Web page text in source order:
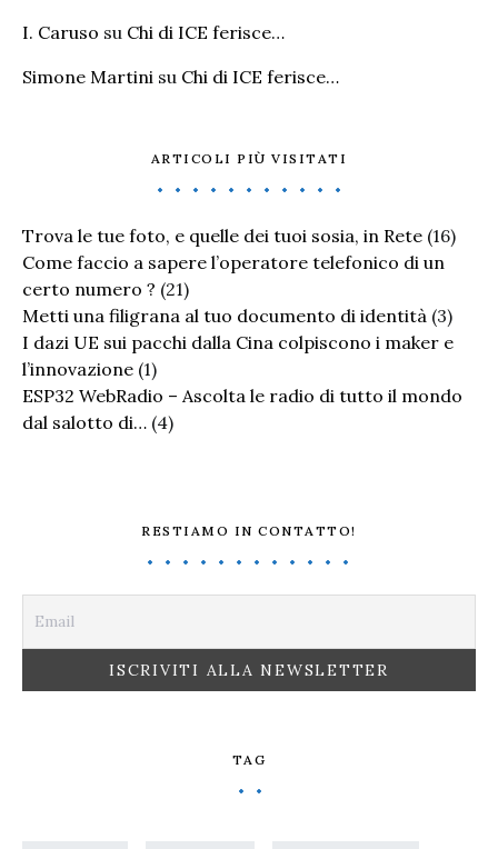
I. Caruso su Chi di ICE ferisce…
Simone Martini su Chi di ICE ferisce…
ARTICOLI PIÙ VISITATI
Trova le tue foto, e quelle dei tuoi sosia, in Rete (16)
Come faccio a sapere l’operatore telefonico di un
certo numero ? (21)
Metti una filigrana al tuo documento di identità (3)
I dazi UE sui pacchi dalla Cina colpiscono i maker e
l’innovazione (1)
ESP32 WebRadio – Ascolta le radio di tutto il mondo
dal salotto di… (4)
RESTIAMO IN CONTATTO!
TAG